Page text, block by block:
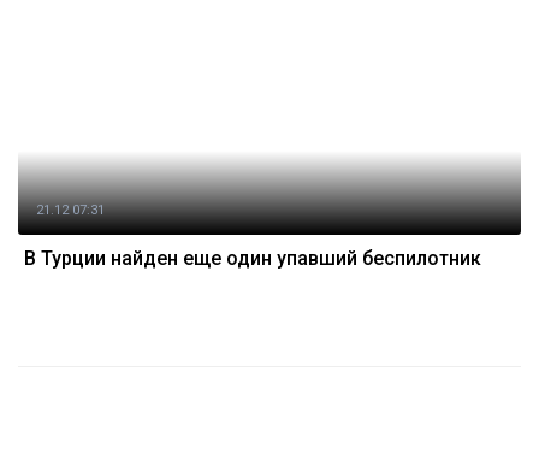
21.12 07:31
В Турции найден еще один упавший беспилотник